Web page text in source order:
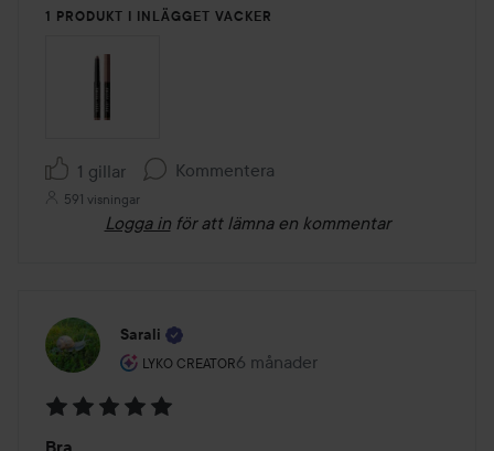
1 PRODUKT I INLÄGGET VACKER
1 gillar Kommentera
591 visningar
Logga in för att lämna en kommentar
Sarali
LYKO CREATOR
Användarens roll: Lyko Creator.
6 månader
Inlägget skapades 6 månader